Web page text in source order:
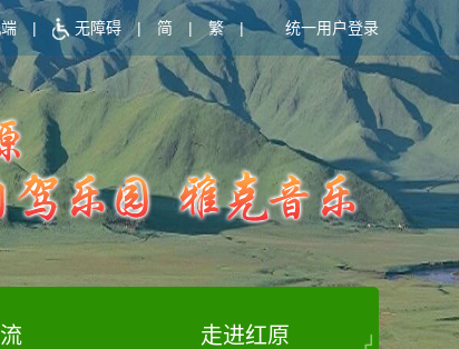
| 无障碍 | 简 | 繁 | 统一用户登录
走进红原